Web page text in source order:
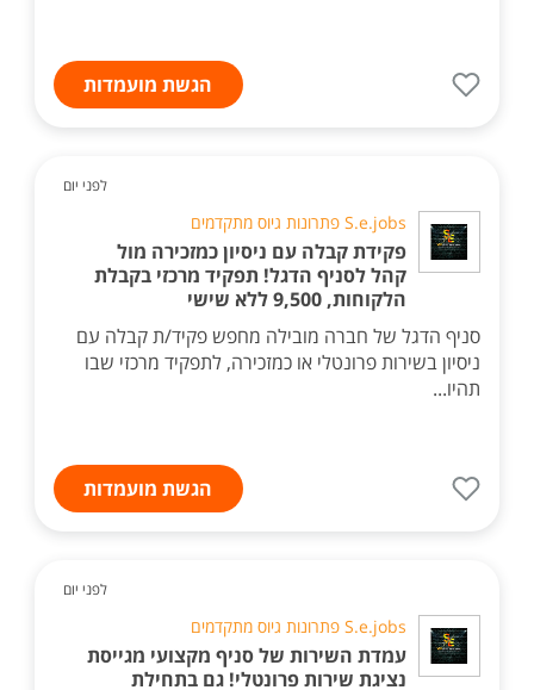
הגשת מועמדות
לפני יום
S.e.jobs פתרונות גיוס מתקדמים
פקידת קבלה עם ניסיון כמזכירה מול
קהל לסניף הדגל! תפקיד מרכזי בקבלת
הלקוחות, 9,500 ללא שישי
סניף הדגל של חברה מובילה מחפש פקיד/ת קבלה עם
ניסיון בשירות פרונטלי או כמזכירה, לתפקיד מרכזי שבו
תהיו...
הגשת מועמדות
לפני יום
S.e.jobs פתרונות גיוס מתקדמים
עמדת השירות של סניף מקצועי מגייסת
נציגת שירות פרונטלי! גם בתחילת